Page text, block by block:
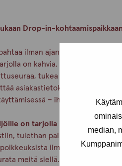
median,
Drop-in-
ilman ajanvarausta
on kahvia, pientä purtavaa
tukea tai neuvoja,
asiakastietokonetta ja saat
– ihan rauhassa ja
on tarjolla ilmaiset
tulethan paikalle viimeistään
ilmoitamme aina
meitä siellä.